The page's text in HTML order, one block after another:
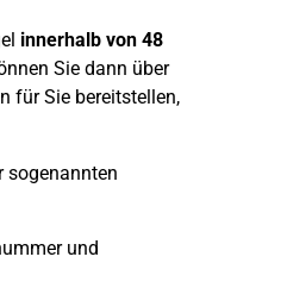
innerhalb von 48
Sie dann über
für Sie bereitstellen,
sogenannten
und